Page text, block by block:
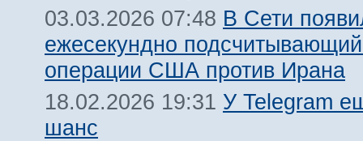
03.03.2026 07:48 В Сети
ежесекундно
операции США против Ирана
18.02.2026 19:31 У Telegram
шанс